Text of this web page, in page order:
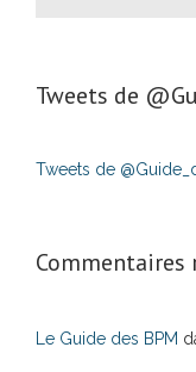
Tweets de
Tweets de
Commentaires
Le Guide des BPM